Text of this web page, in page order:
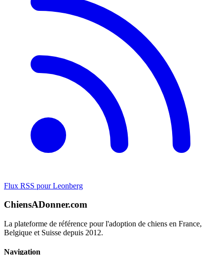
Flux RSS pour Leonberg
ChiensADonner.com
La plateforme de référence pour l'adoption de chiens en France,
Belgique et Suisse depuis 2012.
Navigation